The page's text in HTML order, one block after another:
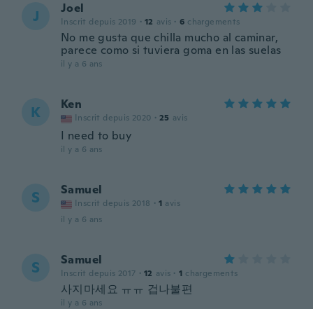
J Joel
Inscrit depuis 2019 · 12 avis · 6 chargements
No me gusta que chilla mucho al caminar,
parece como si tuviera goma en las suelas
il y a 6 ans
K Ken
Inscrit depuis 2020 · 25 avis
I need to buy
il y a 6 ans
S Samuel
Inscrit depuis 2018 · 1 avis
il y a 6 ans
S Samuel
Inscrit depuis 2017 · 12 avis · 1 chargements
사지마세요 ㅠㅠ 겁나불편
il y a 6 ans